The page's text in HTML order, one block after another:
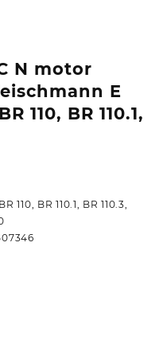
N motor
E
110, BR 110.1,
110, BR 110.1, BR 110.3,